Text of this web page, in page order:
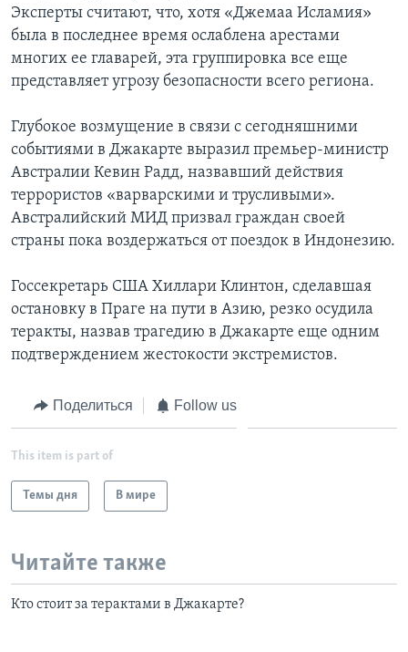
Эксперты считают, что, хотя «Джемаа Исламия»
была в последнее время ослаблена арестами
многих ее главарей, эта группировка все еще
представляет угрозу безопасности всего региона.
Глубокое возмущение в связи с сегодняшними
событиями в Джакарте выразил премьер-министр
Австралии Кевин Радд, назвавший действия
террористов «варварскими и трусливыми».
Австралийский МИД призвал граждан своей
страны пока воздержаться от поездок в Индонезию.
Госсекретарь США Хиллари Клинтон, сделавшая
остановку в Праге на пути в Азию, резко осудила
теракты, назвав трагедию в Джакарте еще одним
подтверждением жестокости экстремистов.
Поделиться Follow us
This item is part of
Темы дня В мире
Читайте также
Кто стоит за терактами в Джакарте?